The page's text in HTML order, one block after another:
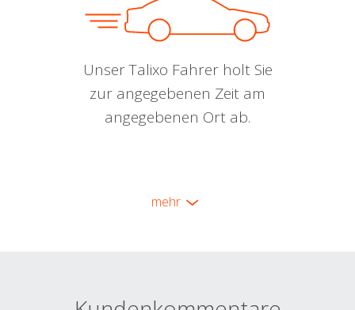
Unser Talixo Fahrer holt Sie
zur angegebenen Zeit am
angegebenen Ort ab.
mehr